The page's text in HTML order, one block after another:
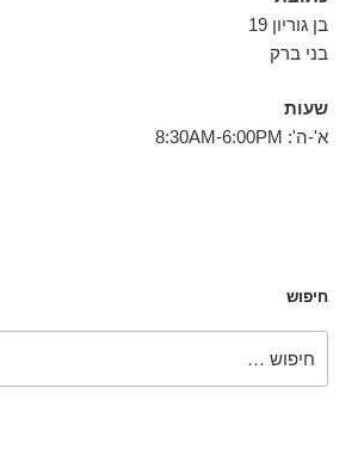
בן גוריון 19
בני ברק
שעות
א'-ה': 8:30AM-6:00PM
חיפוש